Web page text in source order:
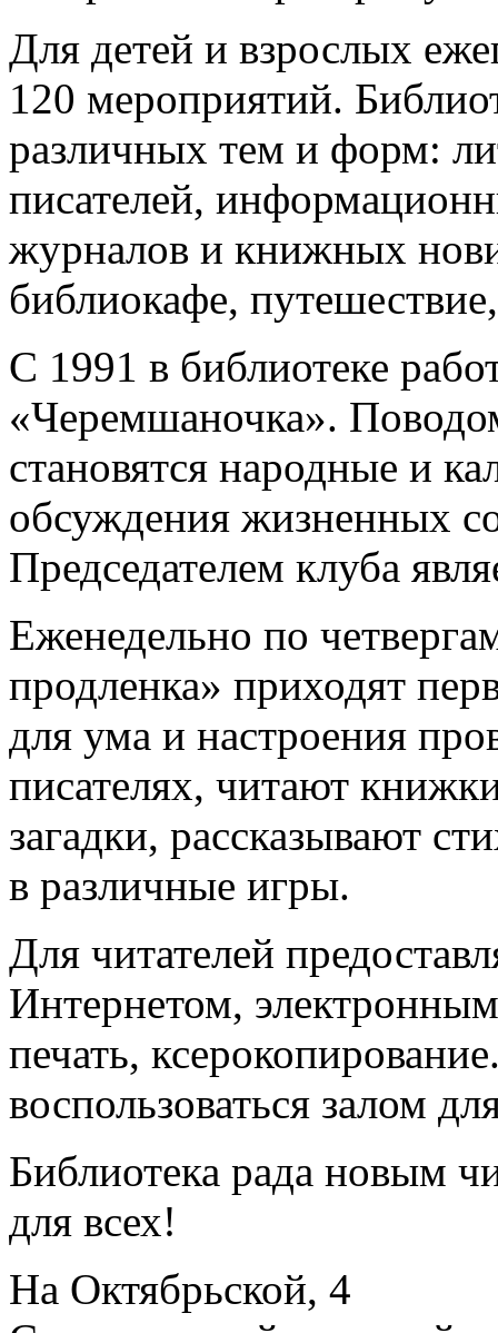
Для детей и взрослых
120 мероприятий.
различных тем и форм:
писателей,
журналов и книжных
библиокафе,
С 1991 в библиотеке
«Черемшаночка».
становятся народные и
обсуждения жизненных
Председателем клуба
Еженедельно по
продленка» приходят
для ума и настроения
писателях, читают
загадки, рассказывают
в различные игры.
Для читателей
Интернетом,
печать,
воспользоваться залом
Библиотека рада новым
для всех!
На Октябрьской, 4